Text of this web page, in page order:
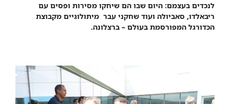
לנכדים בעצמם: היום שבו הם שיחקו מסירות ופסים עם
ריבאלדו, סאביולה ועוד שחקני עבר מיתולוגיים מקבוצת
הכדורגל המפורסמת בעולם – ברצלונה.